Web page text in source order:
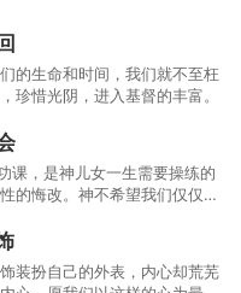
的生命和时间，我们就不至枉
珍惜光阴，进入基督的丰富。
课，是神儿女一生需要操练的
的悔改。神不希望我们仅仅躺
装扮自己的外表，内心却荒芜